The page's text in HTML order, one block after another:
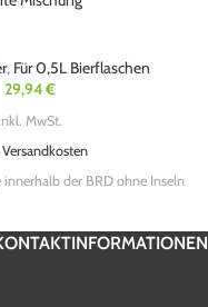
, Für 0,5L Bierflaschen
29,94€
inkl. MwSt.
Versandkosten
innerhalb der BRD ohne Inseln